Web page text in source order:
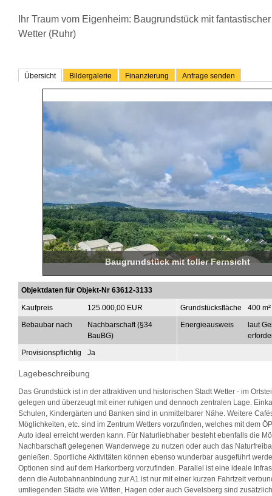
Ihr Traum vom Eigenheim: Baugrundstück mit
Wetter (Ruhr)
Übersicht Bildergalerie Finanzierung Anfrage senden
Baugrundstück mit toller Fernsicht
Objektdaten für Objekt-Nr 63612-3133
Kaufpreis 125.000,00 EUR Grundstücksfläche
400 m²
Bebaubar nach
Nachbarschaft (§34
BauBG)
Energieausweis
laut
Provisionspflichtig
Ja
Lagebeschreibung
Das Grundstück ist in der attraktiven und historischen Stadt Wetter - im
gelegen und überzeugt mit einer ruhigen und dennoch zentralen Lage.
Schulen, Kindergärten und Banken sind in unmittelbarer Nähe. Weitere
Möglichkeiten, etc. sind im Zentrum Wetters vorzufinden, welches mit dem
Auto ideal erreicht werden kann. Für Naturliebhaber besteht ebenfalls die
Nachbarschaft gelegenen Wanderwege zu nutzen oder auch das
genießen. Sportliche Aktivitäten können ebenso wunderbar ausgeführt
Optionen sind auf dem Harkortberg vorzufinden. Parallel ist eine ideale
denn die Autobahnanbindung zur A1 ist nur mit einer kurzen Fahrtzeit
umliegenden Städte wie Witten, Hagen oder auch Gevelsberg sind